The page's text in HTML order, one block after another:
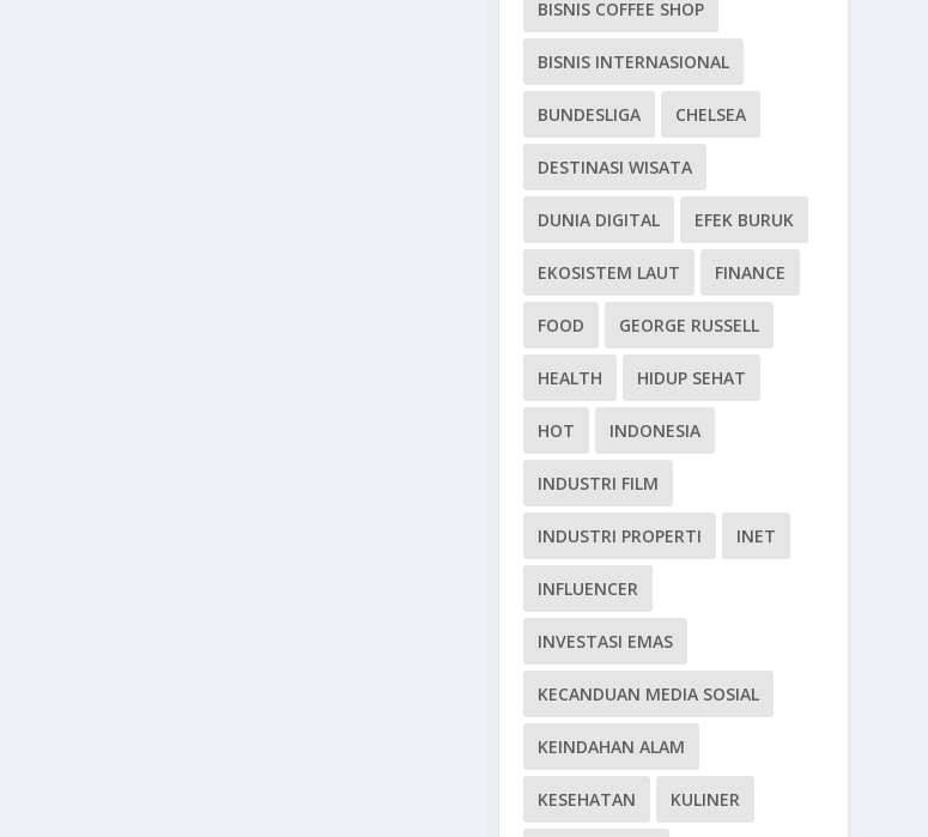
BISNIS COFFEE SHOP
BISNIS INTERNASIONAL
BUNDESLIGA CHELSEA
DESTINASI WISATA
DUNIA DIGITAL EFEK BURUK
EKOSISTEM LAUT FINANCE
FOOD GEORGE RUSSELL
HEALTH HIDUP SEHAT
HOT INDONESIA
INDUSTRI FILM
INDUSTRI PROPERTI INET
INFLUENCER
INVESTASI EMAS
KECANDUAN MEDIA SOSIAL
KEINDAHAN ALAM
KESEHATAN KULINER